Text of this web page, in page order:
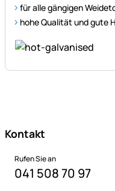
für alle gängigen
hohe Qualität und gute
Kontakt
Rufen Sie an
041 508 70 97